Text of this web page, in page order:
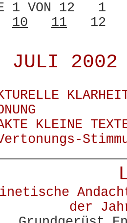
1 VON 12
10 11 12
JULI 2002
KLEINE
der